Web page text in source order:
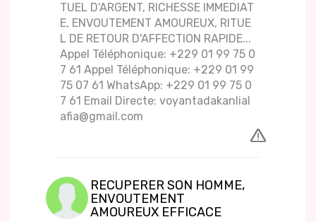
TUEL D'ARGENT, RICHESSE IMMEDIAT
E, ENVOUTEMENT AMOUREUX, RITUE
L DE RETOUR D'AFFECTION RAPIDE...
Appel Téléphonique: +229 01 99 75 0
7 61 Appel Téléphonique: +229 01 99
75 07 61 WhatsApp: +229 01 99 75 0
7 61 Email Directe: voyantadakanlial
afia@gmail.com
RECUPERER SON HOMME,
ENVOUTEMENT
AMOUREUX EFFICACE